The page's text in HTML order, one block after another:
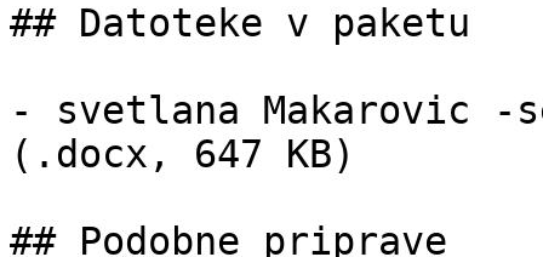
## Datoteke v paketu
- svetlana Makarovic -
(.docx, 647 KB)
## Podobne priprave